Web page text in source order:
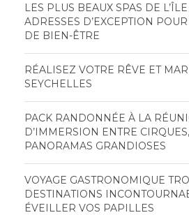
LES PLUS BEAUX SPAS DE
ADRESSES D’EXCEPTION
DE BIEN-ÊTRE
RÉALISEZ VOTRE RÊVE ET
SEYCHELLES
PACK RANDONNÉE À LA
D’IMMERSION ENTRE
PANORAMAS GRANDIOSES
VOYAGE GASTRONOMIQUE
DESTINATIONS
ÉVEILLER VOS PAPILLES